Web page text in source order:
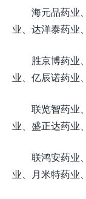
海元品药业
业、达洋泰药业
胜京博药业
业、亿辰诺药业
联览智药业
业、盛正达药业
联鸿安药业
业、月米特药业